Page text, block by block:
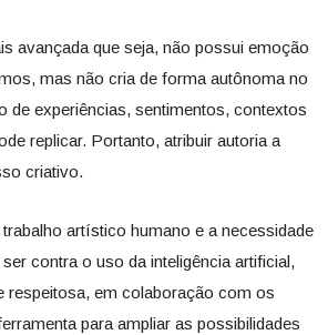
avançada que seja, não possui emoção
mas não cria de forma autônoma no
de experiências, sentimentos, contextos
replicar. Portanto, atribuir autoria a
criativo.
artístico humano e a necessidade
contra o uso da inteligência artificial,
respeitosa, em colaboração com os
para ampliar as possibilidades